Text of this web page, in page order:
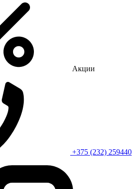
Акции
+375 (232) 259440